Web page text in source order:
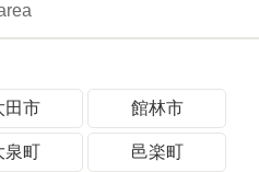
田市 館林市
泉町 邑楽町